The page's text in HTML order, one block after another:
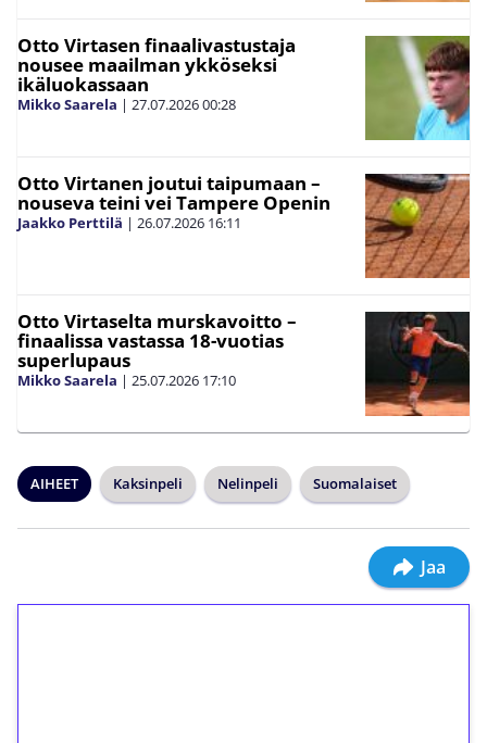
Otto Virtasen finaalivastustaja
nousee maailman ykköseksi
ikäluokassaan
Mikko Saarela | 27.07.202600:28
Otto Virtanen joutui taipumaan –
nouseva teini vei Tampere Openin
Jaakko Perttilä | 26.07.2026 16:11
Otto Virtaselta murskavoitto –
finaalissa vastassa 18-vuotias
superlupaus
Mikko Saarela | 25.07.2026 17:10
AIHEET Kaksinpeli Nelinpeli Suomalaiset
Jaa